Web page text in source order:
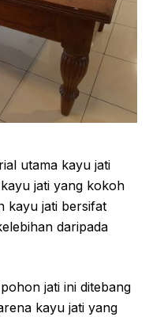
utama kayu jati
jati yang kokoh
kayu jati bersifat
daripada
jati ini ditebang
kayu jati yang